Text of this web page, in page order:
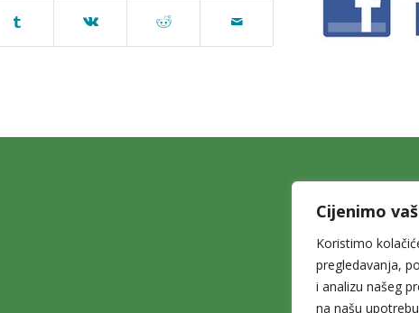
Cijenimo
Koristimo
pregledavanja,
i analizu našeg
na našu